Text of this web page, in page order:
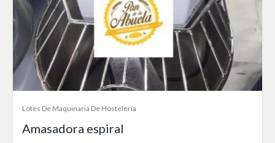
Lotes De Maquinaria De Hostelería
Amasadora espiral